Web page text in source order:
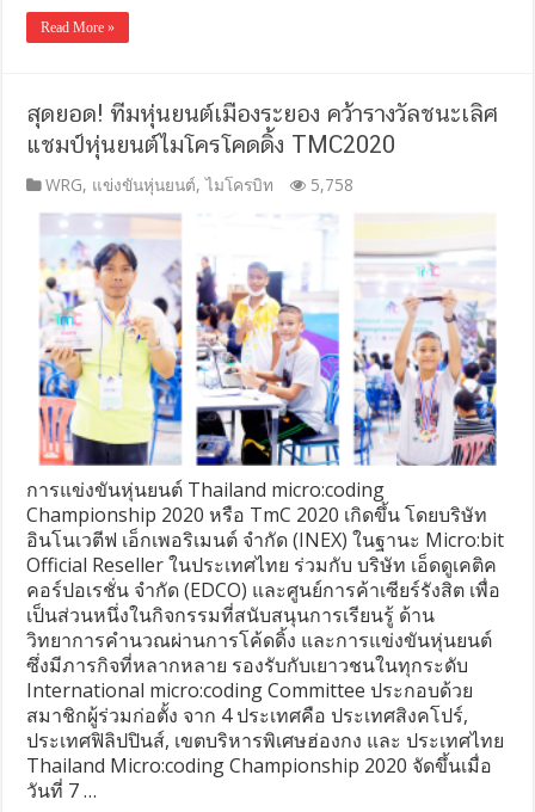
Read More »
สุดยอด! ทีมหุ่นยนต์เมืองระยอง คว้ารางวัลชนะเลิศ
แชมป์หุ่นยนต์ไมโครโคดดิ้ง TMC2020
WRG, แข่งขันหุ่นยนต์,ไมโครบิท 5,758
การแข่งขันหุ่นยนต์ Thailand micro:coding
Championship 2020 หรือ TmC 2020 เกิดขึ้น โดยบริษัท
อินโนเวตีฟ เอ็กเพอริเมนต์ จำกัด (INEX) ในฐานะ Micro:bit
Official Reseller ในประเทศไทย ร่วมกับ บริษัท เอ็ดดูเคติค
คอร์ปอเรชั่น จำกัด (EDCO) และศูนย์การค้าเซียร์รังสิต เพื่อ
เป็นส่วนหนึ่งในกิจกรรมที่สนับสนุนการเรียนรู้ ด้าน
วิทยาการคำนวณผ่านการโค้ดดิ้ง และการแข่งขันหุ่นยนต์
ซึ่งมีภารกิจที่หลากหลาย รองรับกับเยาวชนในทุกระดับ
International micro:coding Committee ประกอบด้วย
สมาชิกผู้ร่วมก่อตั้ง จาก 4 ประเทศคือ ประเทศสิงคโปร์,
ประเทศฟิลิปปินส์, เขตบริหารพิเศษฮ่องกง และ ประเทศไทย
Thailand Micro:coding Championship 2020 จัดขึ้นเมื่อ
วันที่ 7 …